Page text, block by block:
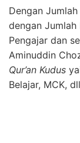
Dengan
dengan Jumlah
Pengajar dan
Aminuddin
Qur’an Kudus
Belajar, MCK,